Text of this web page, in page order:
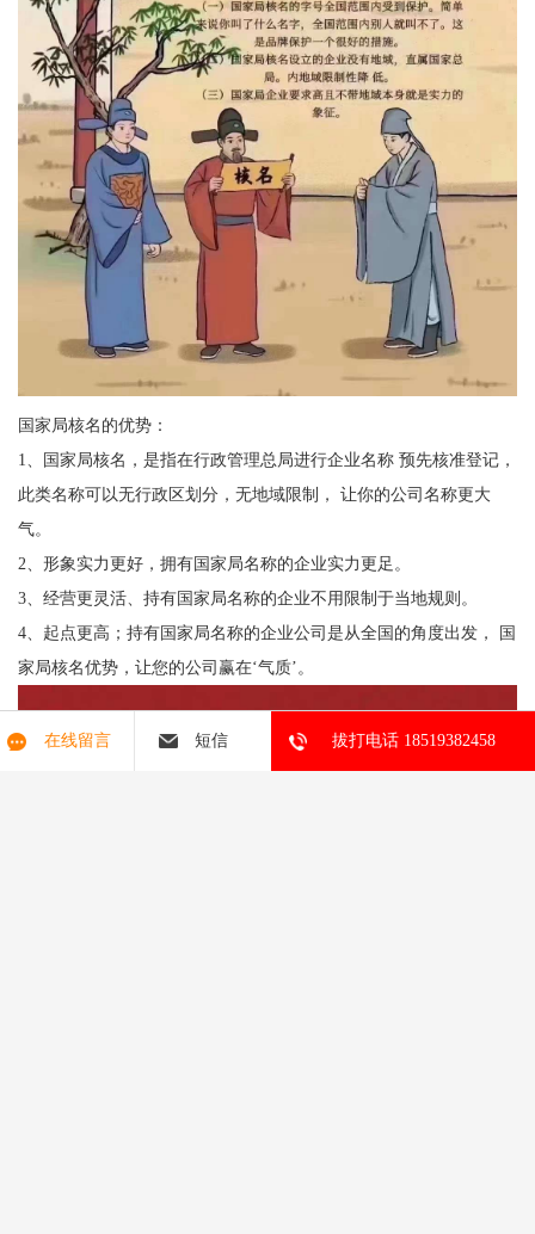
国家局核名的优势：
1、国家局核名，是指在行政管理总局进行企业名称 预先核准登记，
此类名称可以无行政区划分，无地域限制， 让你的公司名称更大
气。
2、形象实力更好，拥有国家局名称的企业实力更足。
3、经营更灵活、持有国家局名称的企业不用限制于当地规则。
4、起点更高；持有国家局名称的企业公司是从全国的角度出发， 国
家局核名优势，让您的公司赢在‘气质’。
在线留言 短信 拔打电话 18519382458